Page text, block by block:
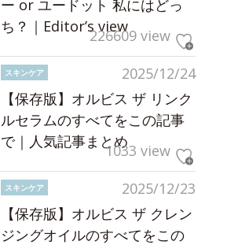
ー or ユードット 私にはどっ
ち？｜Editor’s view226609 view
2025/12/24
スキンケア
【保存版】オルビス ザ リンク
ルセラムのすべてをこの記事
で｜人気記事まとめ1033 view
2025/12/23
スキンケア
【保存版】オルビス ザ クレン
ジングオイルのすべてをこの